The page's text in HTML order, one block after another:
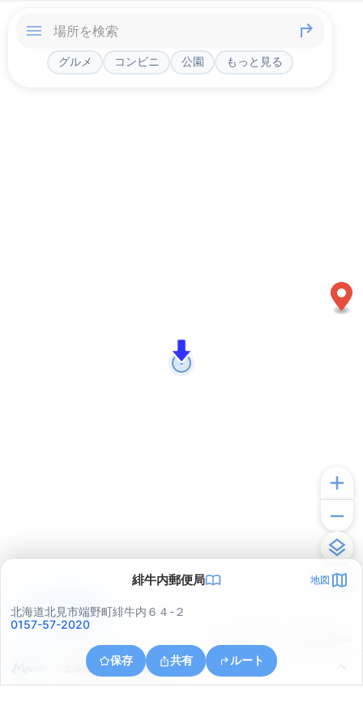
グルメ コンビニ 公園 もっと見る
緋牛内郵便局 地図
北海道北見市端野町緋牛内６４-２
0157-57-2020
保存 共有 ルート
北海道北見市端野町緋牛内
アプリで見る